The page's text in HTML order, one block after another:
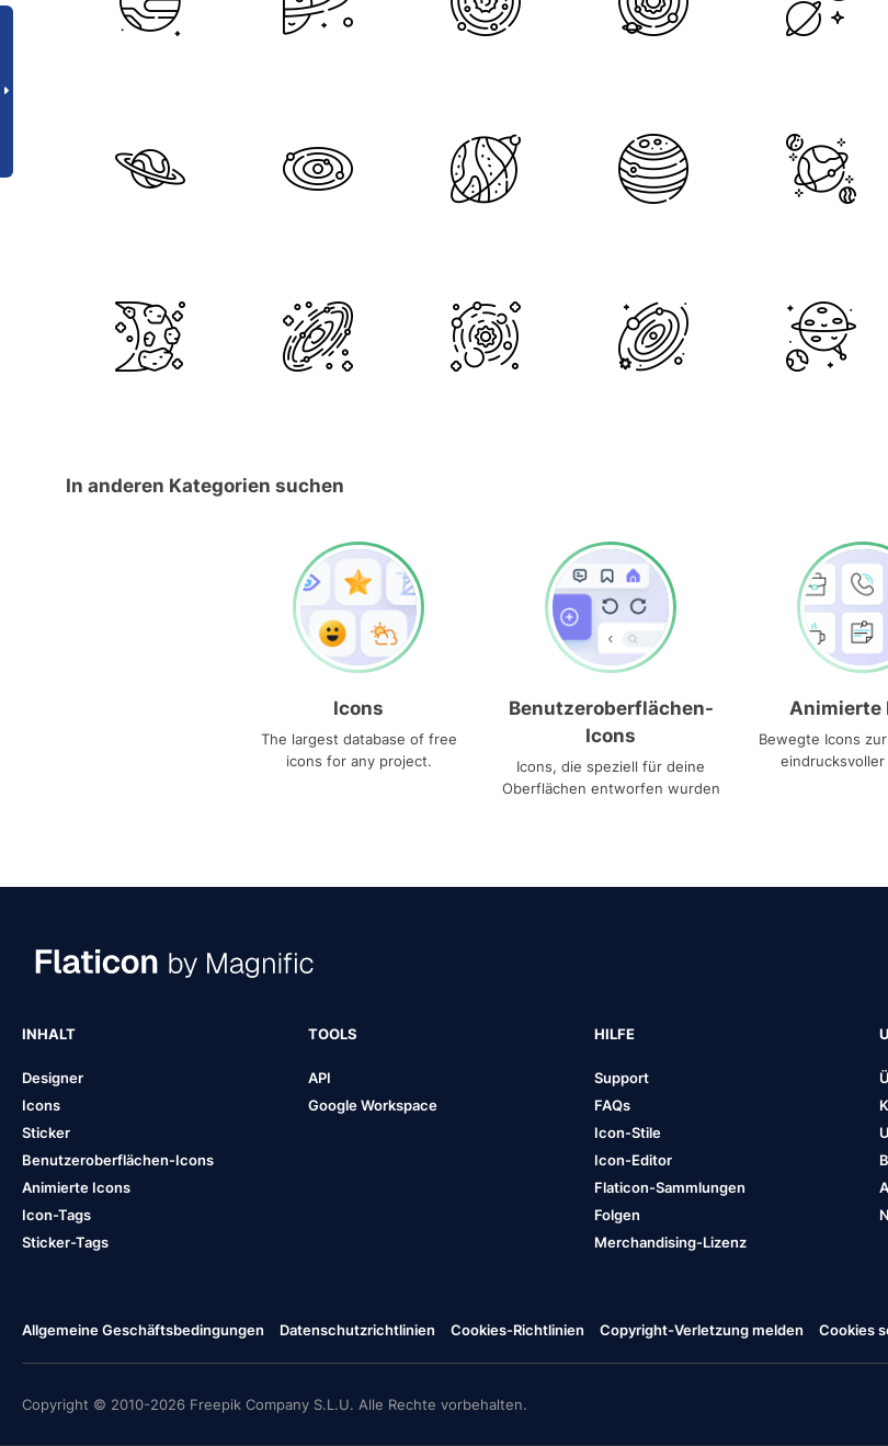
In anderen Kategorien suchen
Icons
The largest database of free
icons for any project.
Benutzeroberflächen-
Icons
Icons, die speziell für deine
Oberflächen entworfen wurden
Animierte
Bewegte Icons
eindrucksvoller
INHALT
Designer
Icons
Sticker
Benutzeroberflächen-Icons
Animierte Icons
Icon-Tags
Sticker-Tags
TOOLS
API
Google Workspace
HILFE
Support
FAQs
Icon-Stile
Icon-Editor
Flaticon-Sammlungen
Folgen
Merchandising-Lizenz
Allgemeine Geschäftsbedingungen Datenschutzrichtlinien Cookies-Richtlinien Copyright-Verletzung melden Cookies
Copyright © 2010-2026 Freepik Company S.L.U. Alle Rechte vorbehalten.